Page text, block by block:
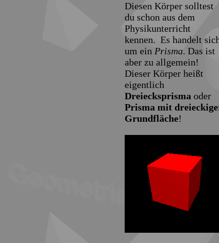
Diesen Körper solltest
du schon aus dem
Physikunterricht
kennen. Es handelt
um ein Prisma. Das ist
aber zu allgemein!
Dieser Körper heißt
eigentlich
Dreiecksprismaoder
Prisma mit
Grundfläche!